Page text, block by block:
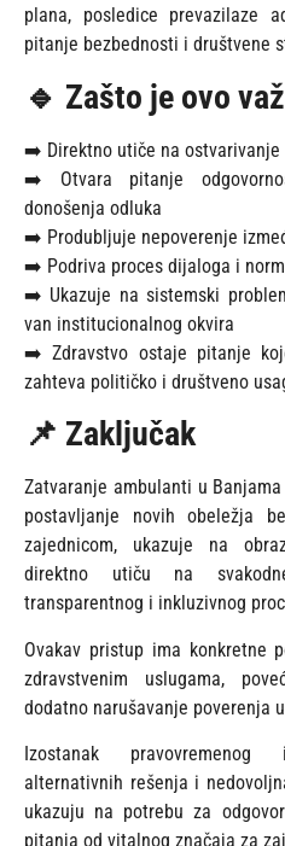
plana, posledice prevazilaze
pitanje bezbednosti i društvene
🔹 Zašto je ovo
➡️ Direktno utiče na ostvarivanje
➡️ Otvara pitanje
donošenja odluka
➡️ Produbljuje nepoverenje
➡️ Podriva proces dijaloga i
➡️ Ukazuje na sistemski
van institucionalnog okvira
➡️ Zdravstvo ostaje pitanje
zahteva političko i društveno
📌 Zaključak
Zatvaranje ambulanti u
postavljanje novih obeležja
zajednicom, ukazuje na
direktno utiču na
transparentnog i inkluzivnog
Ovakav pristup ima konkretne
zdravstvenim uslugama,
dodatno narušavanje poverenja
Izostanak pravovremenog
alternativnih rešenja i
ukazuju na potrebu za
pitanja od vitalnog značaja za